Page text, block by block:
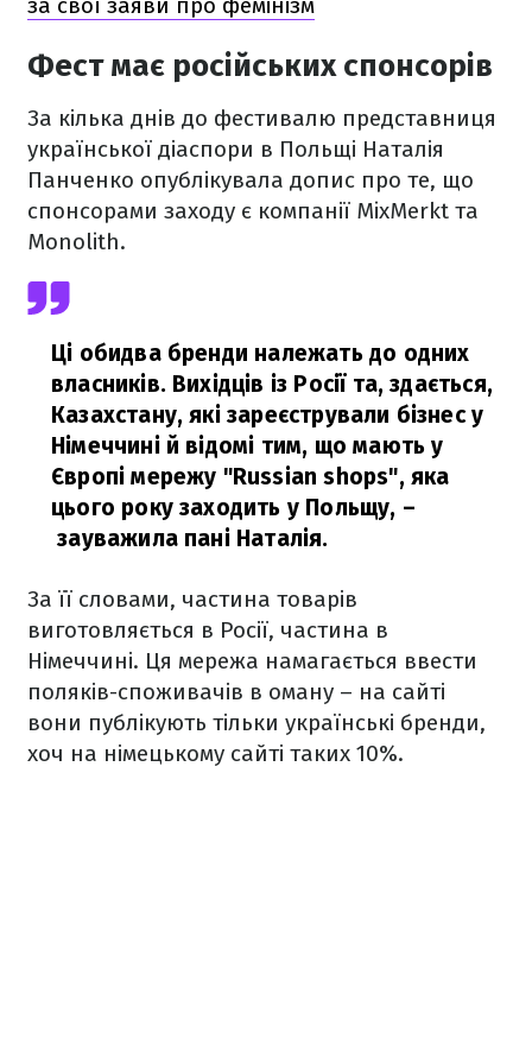
Фест має російських спонсорів
За кілька днів до фестивалю представниця
української діаспори в Польщі Наталія
Панченко опублікувала допис про те, що
спонсорами заходу є компанії MixMerkt та
Monolith.
Ці обидва бренди належать до одних
власників. Вихідців із Росії та, здається,
Казахстану, які зареєстрували бізнес у
Німеччині й відомі тим, що мають у
Європі мережу "Russian shops", яка
цього року заходить у Польщу, –
зауважила пані Наталія.
За її словами, частина товарів
виготовляється в Росії, частина в
Німеччині. Ця мережа намагається ввести
поляків-споживачів в оману – на сайті
вони публікують тільки українські бренди,
хоч на німецькому сайті таких 10%.